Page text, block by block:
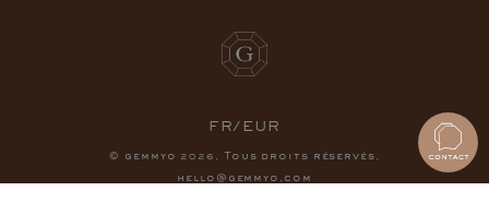
FR/EUR
© gemmyo 2026 . Tous droits réservés.
hello@gemmyo.com